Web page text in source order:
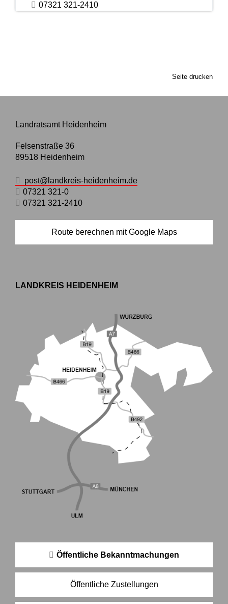
07321 321-2410
Seite drucken
Landratsamt Heidenheim
Felsenstraße 36
89518 Heidenheim
post@landkreis-heidenheim.de
07321 321-0
07321 321-2410
Route berechnen mit Google Maps
LANDKREIS HEIDENHEIM
Öffentliche Bekanntmachungen
Öffentliche Zustellungen